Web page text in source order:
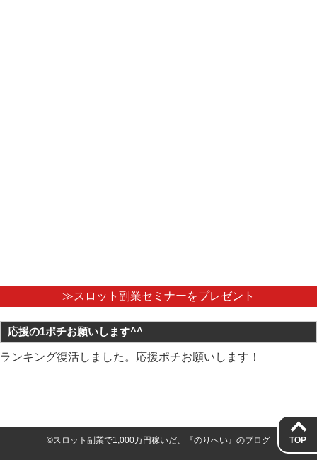
≫スロット副業セミナーをプレゼント
応援の1ポチお願いします^^
ランキング復活しました。応援ポチお願いします！
©スロット副業で1,000万円稼いだ、『のりへい』のブログ TOP